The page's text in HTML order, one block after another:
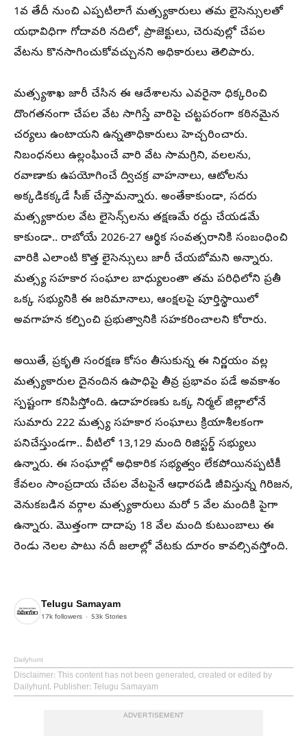
1వ తేదీ నుంచి ఎప్పటిలాగే మత్స్యకారులు తమ లైసెన్సులతో
యథావిధిగా గోదావరి నదిలో, ప్రాజెక్టులు, చెరువుల్లో చేపల
వేటను కొనసాగించుకోవచ్చునని అధికారులు తెలిపారు.
మత్స్యశాఖ జారీ చేసిన ఈ ఆదేశాలను ఎవరైనా ధిక్కరించి
దొంగతనంగా చేపల వేట సాగిస్తే వారిపై చట్టపరంగా కఠినమైన
చర్యలు ఉంటాయని ఉన్నతాధికారులు హెచ్చరించారు.
నిబంధనలు ఉల్లంఘించే వారి వేట సామగ్రిని, వలలను,
రవాణాకు ఉపయోగించే ద్విచక్ర వాహనాలు, ఆటోలను
అక్కడికక్కడే సీజ్ చేస్తామన్నారు. అంతేకాకుండా, సదరు
మత్స్యకారుల వేట లైసెన్స్‌లను తక్షణమే రద్దు చేయడమే
కాకుండా.. రాబోయే 2026-27 ఆర్థిక సంవత్సరానికి సంబంధించి
వారికి ఎలాంటి కొత్త లైసెన్సులు జారీ చేయబోమని అన్నారు.
మత్స్య సహకార సంఘాల బాధ్యులంతా తమ పరిధిలోని ప్రతీ
ఒక్క సభ్యునికి ఈ జరిమానాలు, ఆంక్షలపై పూర్తిస్థాయిలో
అవగాహన కల్పించి ప్రభుత్వానికి సహకరించాలని కోరారు.
అయితే, ప్రకృతి సంరక్షణ కోసం తీసుకున్న ఈ నిర్ణయం వల్ల
మత్స్యకారుల దైనందిన ఉపాధిపై తీవ్ర ప్రభావం పడే అవకాశం
స్పష్టంగా కనిపిస్తోంది. ఉదాహరణకు ఒక్క నిర్మల్ జిల్లాలోనే
సుమారు 222 మత్స్య సహకార సంఘాలు క్రియాశీలకంగా
పనిచేస్తుండగా.. వీటిలో 13,129 మంది రిజిస్టర్డ్ సభ్యులు
ఉన్నారు. ఈ సంఘాల్లో అధికారిక సభ్యత్వం లేకపోయినప్పటికీ
కేవలం సాంప్రదాయ చేపల వేటపైనే ఆధారపడి జీవిస్తున్న గిరిజన,
వెనుకబడిన వర్గాల మత్స్యకారులు మరో 5 వేల మందికి పైగా
ఉన్నారు. మొత్తంగా దాదాపు 18 వేల మంది కుటుంబాలు ఈ
రెండు నెలల పాటు నదీ జలాల్లో వేటకు దూరం కావల్సివస్తోంది.
Telugu Samayam
17k followers 53k Stories
Dailyhunt
Disclaimer: This content has not been generated, created or edited by
Dailyhunt. Publisher: Telugu Samayam
ADVERTISEMENT